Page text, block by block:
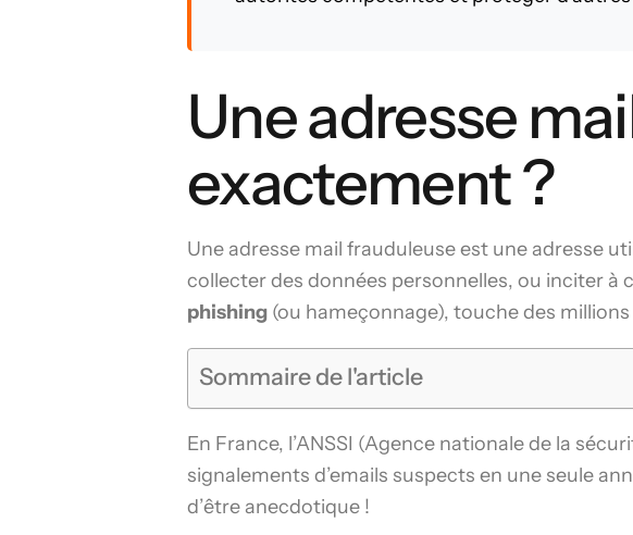
Une adresse
exactement ?
Une adresse mail frauduleuse est une adresse
collecter des données personnelles, ou inciter à
phishing (ou hameçonnage), touche des
Sommaire de l'article
En France, l’ANSSI (Agence nationale de la
signalements d’emails suspects en une seule
d’être anecdotique !